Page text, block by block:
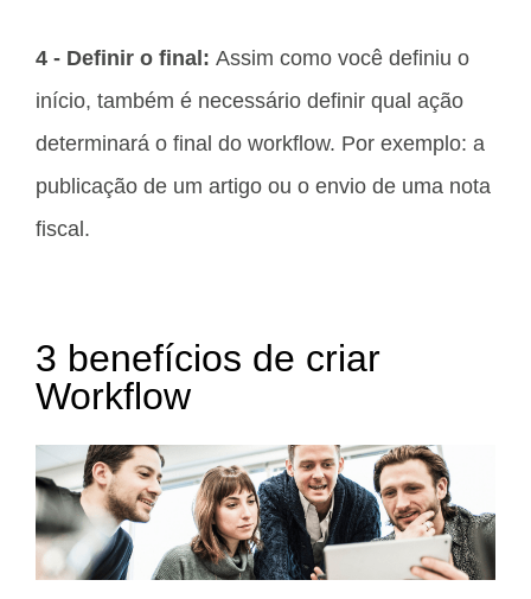
4 - Definir o final: Assim como você definiu o
início, também é necessário definir qual ação
determinará o final do workflow. Por exemplo: a
publicação de um artigo ou o envio de uma nota
fiscal.
3 benefícios de criar
Workflow